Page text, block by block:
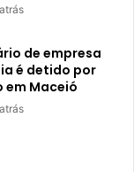
de empresa
é detido por
em Maceió